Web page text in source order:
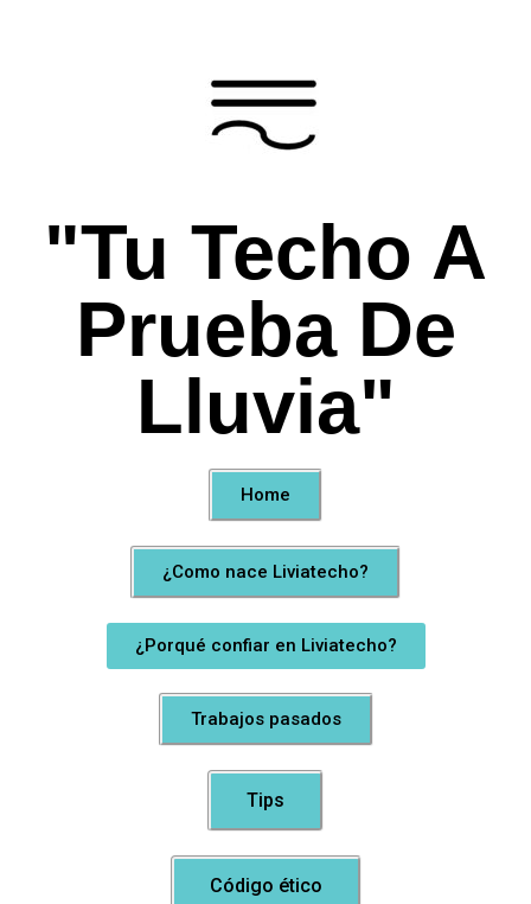
"Tu Techo A
Prueba De
Lluvia"
Home
¿Como nace Liviatecho?
¿Porqué confiar en Liviatecho?
Trabajos pasados
Tips
Código ético